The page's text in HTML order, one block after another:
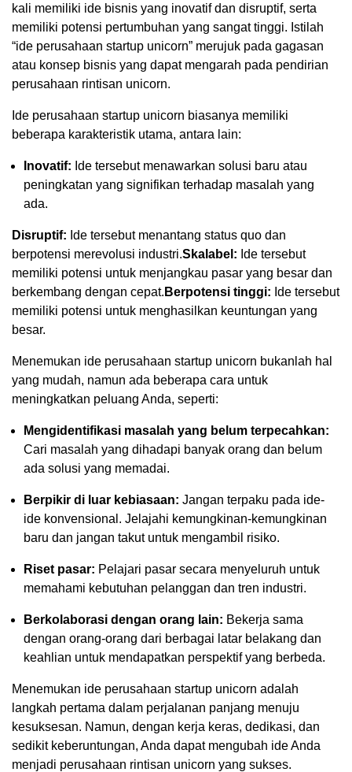
kali memiliki ide bisnis yang inovatif dan disruptif, serta
memiliki potensi pertumbuhan yang sangat tinggi. Istilah
“ide perusahaan startup unicorn” merujuk pada gagasan
atau konsep bisnis yang dapat mengarah pada pendirian
perusahaan rintisan unicorn.
Ide perusahaan startup unicorn biasanya memiliki
beberapa karakteristik utama, antara lain:
Inovatif: Ide tersebut menawarkan solusi baru atau
peningkatan yang signifikan terhadap masalah yang
ada.
Disruptif: Ide tersebut menantang status quo dan
berpotensi merevolusi industri.Skalabel: Ide tersebut
memiliki potensi untuk menjangkau pasar yang besar dan
berkembang dengan cepat. Berpotensi tinggi: Ide tersebut
memiliki potensi untuk menghasilkan keuntungan yang
besar.
Menemukan ide perusahaan startup unicorn bukanlah hal
yang mudah, namun ada beberapa cara untuk
meningkatkan peluang Anda, seperti:
Mengidentifikasi masalah yang belum terpecahkan:
Cari masalah yang dihadapi banyak orang dan belum
ada solusi yang memadai.
Berpikir di luar kebiasaan: Jangan terpaku pada ide-
ide konvensional. Jelajahi kemungkinan-kemungkinan
baru dan jangan takut untuk mengambil risiko.
Riset pasar: Pelajari pasar secara menyeluruh untuk
memahami kebutuhan pelanggan dan tren industri.
Berkolaborasi dengan orang lain: Bekerja sama
dengan orang-orang dari berbagai latar belakang dan
keahlian untuk mendapatkan perspektif yang berbeda.
Menemukan ide perusahaan startup unicorn adalah
langkah pertama dalam perjalanan panjang menuju
kesuksesan. Namun, dengan kerja keras, dedikasi, dan
sedikit keberuntungan, Anda dapat mengubah ide Anda
menjadi perusahaan rintisan unicorn yang sukses.